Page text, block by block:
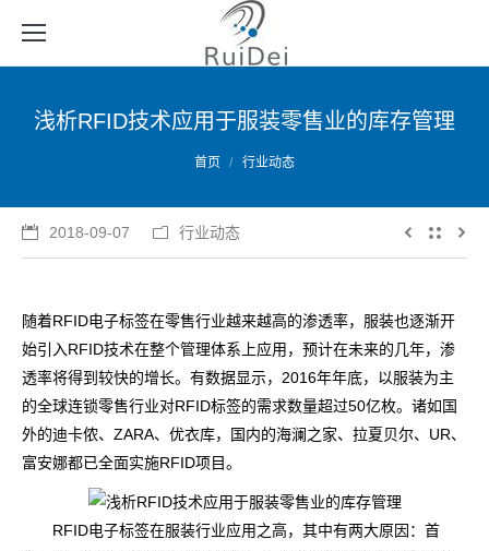
浅析RFID技术应用于服装零售业的库存管理
首页 行业动态
2018-09-07 行业动态
随着RFID电子标签在零售行业越来越高的渗透率，服装也逐渐开
始引入RFID技术在整个管理体系上应用，预计在未来的几年，渗
透率将得到较快的增长。有数据显示，2016年年底，以服装为主
的全球连锁零售行业对RFID标签的需求数量超过50亿枚。诸如国
外的迪卡侬、ZARA、优衣库，国内的海澜之家、拉夏贝尔、UR、
富安娜都已全面实施RFID项目。
RFID电子标签在服装行业应用之高，其中有两大原因：首